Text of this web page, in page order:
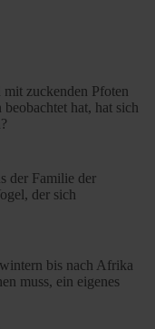
zuckenden Pfoten
hat, hat sich
der Familie der
der sich
bis nach Afrika
muss, ein eigenes